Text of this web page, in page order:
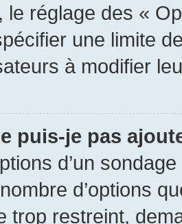
le réglage des «
une limite
à modifier
puis-je pas
d’un
d’options
trop restreint,